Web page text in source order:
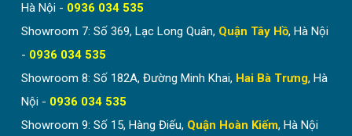
Hà Nội - 0936 034 535
Showroom 7: Số 369, Lạc Long Quân, Quận Tây Hồ, Hà Nội
- 0936 034 535
Showroom 8: Số 182A, Đường Minh Khai, Hai Bà Trưng, Hà
Nội - 0936 034 535
Showroom 9: Số 15, Hàng Điếu, Quận Hoàn Kiếm, Hà Nội